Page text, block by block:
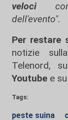
veloci
dell'evento".
Per restare
notizie
Telenord, su
Youtube e su
Tags:
peste suina